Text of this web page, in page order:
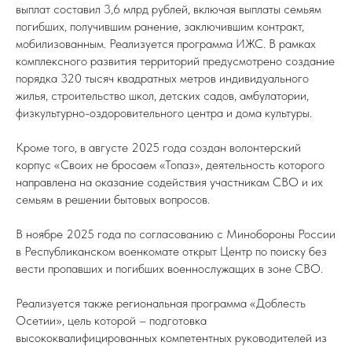
выплат составил 3,6 млрд рублей, включая выплаты семьям
погибших, получившим ранение, заключившим контракт,
мобилизованным. Реализуется программа ИЖС. В рамках
комплексного развития территорий предусмотрено создание
порядка 320 тысяч квадратных метров индивидуального
жилья, строительство школ, детских садов, амбулатории,
физкультурно-оздоровительного центра и дома культуры.
Кроме того, в августе 2025 года создан волонтерский
корпус «Своих не бросаем «Топаз», деятельность которого
направлена на оказание содействия участникам СВО и их
семьям в решении бытовых вопросов.
В ноябре 2025 года по согласованию с Минобороны России
в Республиканском военкомате открыт Центр по поиску без
вести пропавших и погибших военнослужащих в зоне СВО.
Реализуется также региональная программа «Доблесть
Осетии», цель которой – подготовка
высококвалифицированных компетентных руководителей из